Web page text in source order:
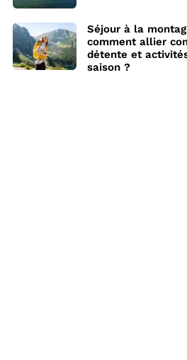
Séjour à la
comment allier
détente et
saison ?